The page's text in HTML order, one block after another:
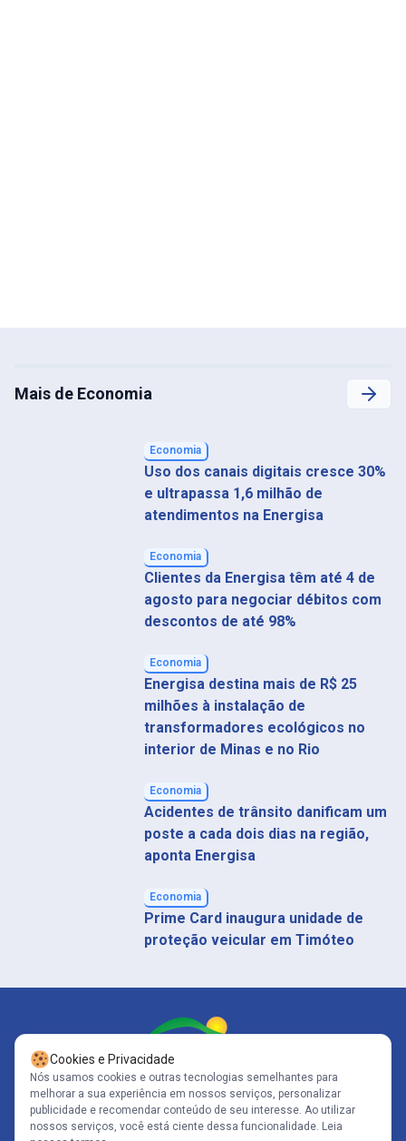
Mais de Economia
Economia
Uso dos canais digitais cresce 30%
e ultrapassa 1,6 milhão de
atendimentos na Energisa
Economia
Clientes da Energisa têm até 4 de
agosto para negociar débitos com
descontos de até 98%
Economia
Energisa destina mais de R$ 25
milhões à instalação de
transformadores ecológicos no
interior de Minas e no Rio
Economia
Acidentes de trânsito danificam um
poste a cada dois dias na região,
aponta Energisa
Economia
Prime Card inaugura unidade de
proteção veicular em Timóteo
Siga-nos
Cookies e Privacidade
Nós usamos cookies e outras tecnologias semelhantes para
melhorar a sua experiência em nossos serviços, personalizar
publicidade e recomendar conteúdo de seu interesse. Ao utilizar
nossos serviços, você está ciente dessa funcionalidade. Leia